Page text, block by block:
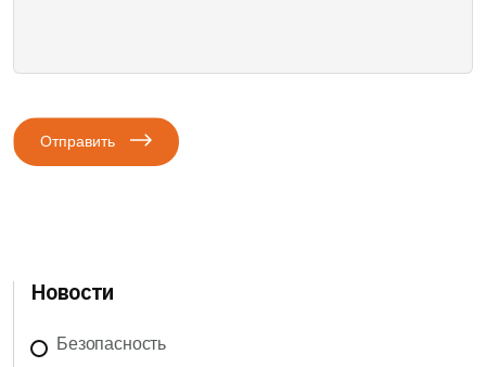
Отправить
Новости
Безопасность